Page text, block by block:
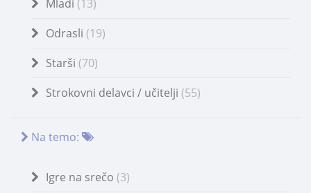
Mladi (13)
Odrasli (19)
Starši (70)
Strokovni delavci / učitelji (55)
Na temo:
Igre na srečo (3)